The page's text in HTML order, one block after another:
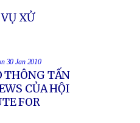
XỬ
30 Jan 2010
THÔNG TẤN
CỦA HỘI
FOR